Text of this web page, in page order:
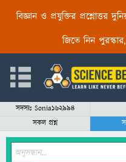
বিজ্ঞান ও প্রযুক্তির প্রশ্নোত্তর
জিতে নিন পুরস্কার,
সদস্যঃ Sonia162994
সকল প্রশ্ন